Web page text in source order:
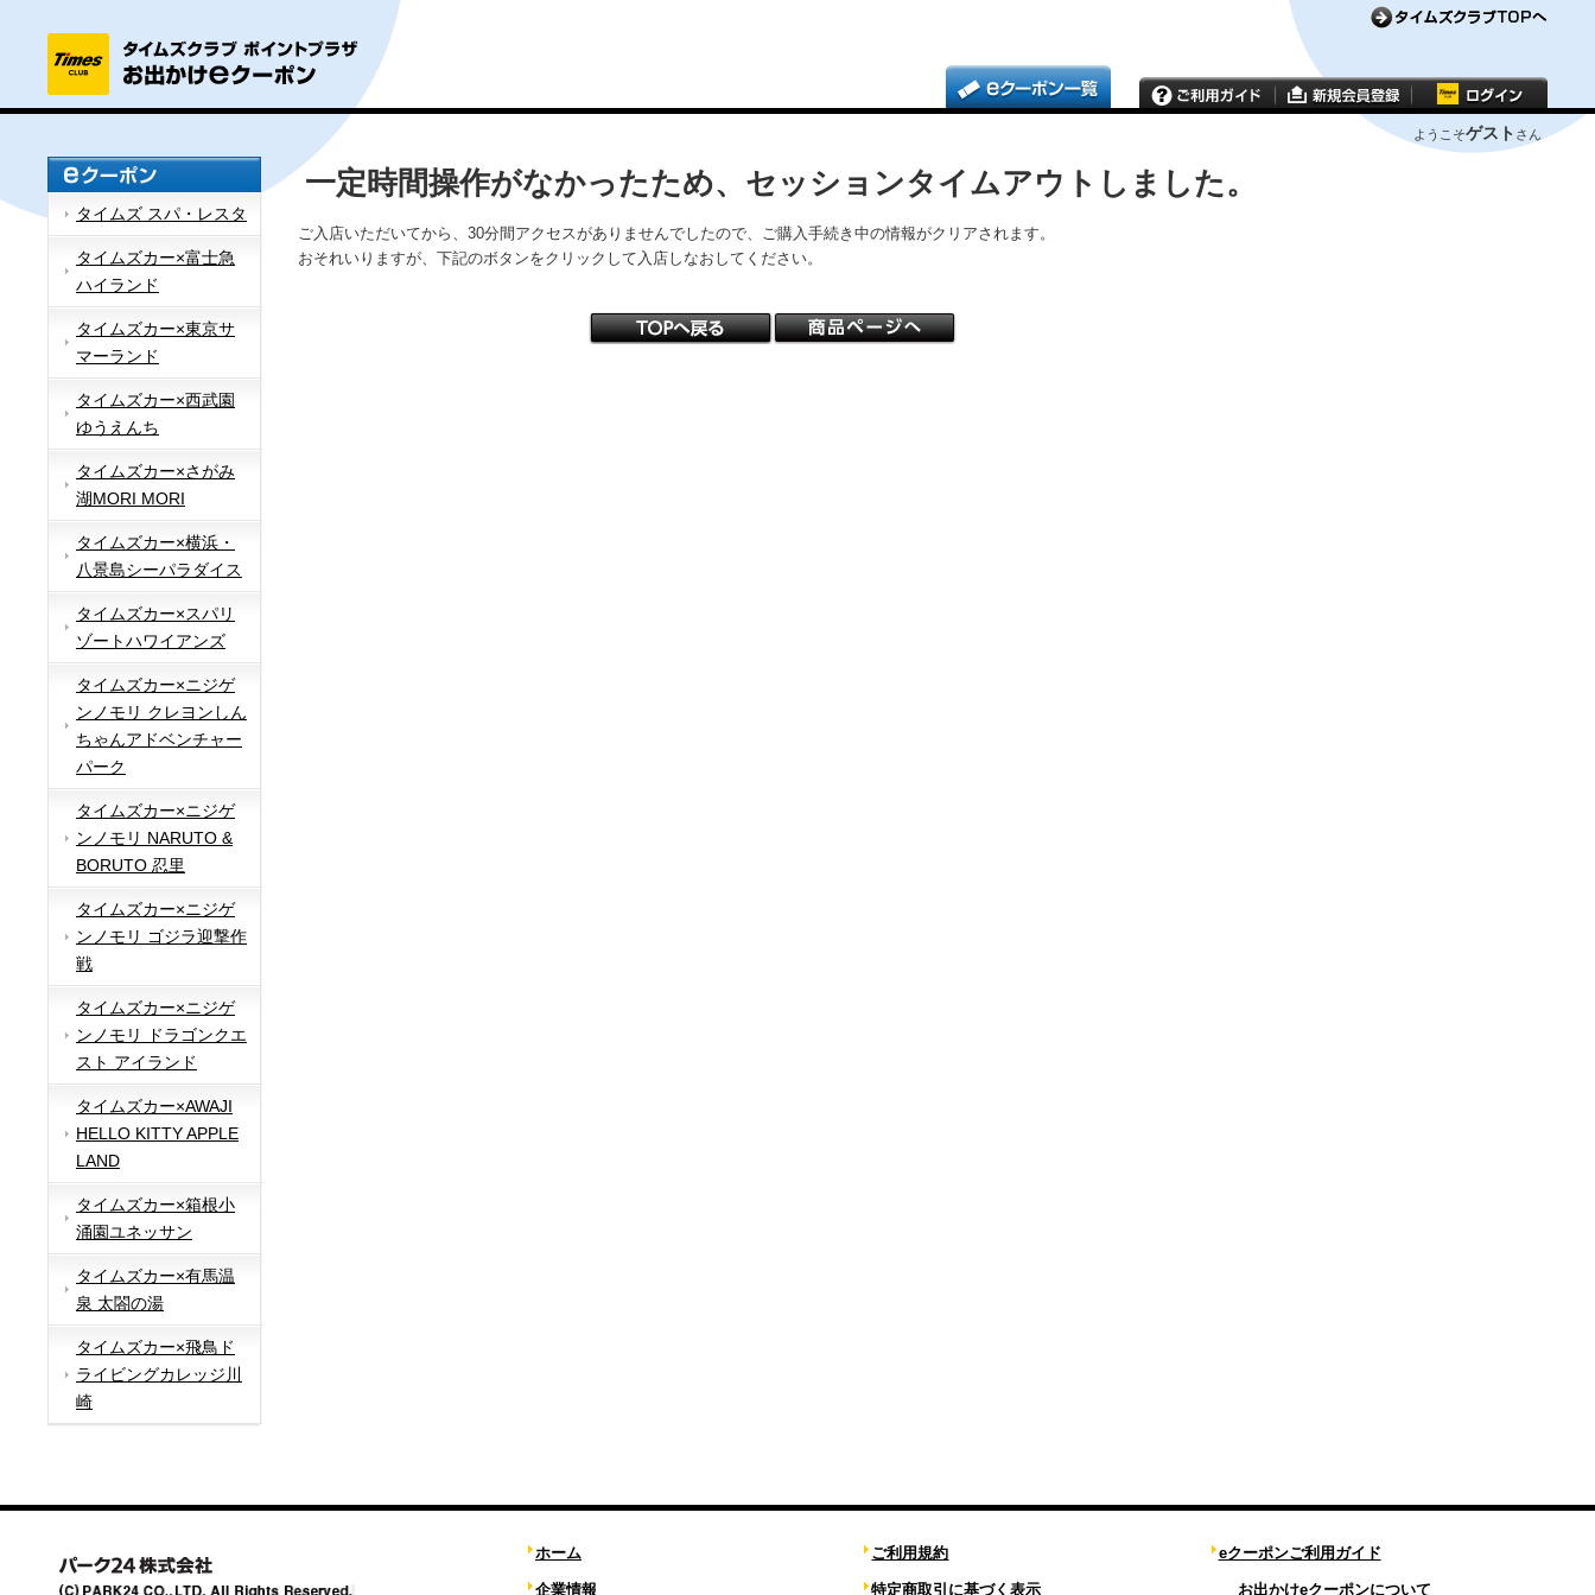
ようこそゲスト さん
タイムズ スパ・レスタ
タイムズカー×富士急
ハイランド
タイムズカー×東京サ
マーランド
タイムズカー×西武園
ゆうえんち
タイムズカー×さがみ
湖MORI MORI
タイムズカー×横浜・
八景島シーパラダイス
タイムズカー×スパリ
ゾートハワイアンズ
タイムズカー×ニジゲ
ンノモリ クレヨンしん
ちゃんアドベンチャー
パーク
タイムズカー×ニジゲ
ンノモリ NARUTO &
BORUTO 忍里
タイムズカー×ニジゲ
ンノモリ ゴジラ迎撃作
戦
タイムズカー×ニジゲ
ンノモリ ドラゴンクエ
スト アイランド
タイムズカー×AWAJI
HELLO KITTY APPLE
LAND
タイムズカー×箱根小
涌園ユネッサン
タイムズカー×有馬温
泉 太閤の湯
タイムズカー×飛鳥ド
ライビングカレッジ川
崎
一定時間操作がなかったため、セッションタイムアウトしました。
ご入店いただいてから、30分間アクセスがありませんでしたので、ご購入手続き中の情報がクリアされます。
おそれいりますが、下記のボタンをクリックして入店しなおしてください。
ホーム
企業情報
ご利用規約
特定商取引に基づく表示
eクーポンご利用ガイド
お出かけeクーポンについて